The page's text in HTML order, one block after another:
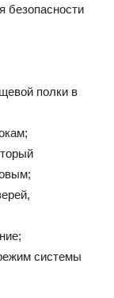
безопасности
полки в
системы